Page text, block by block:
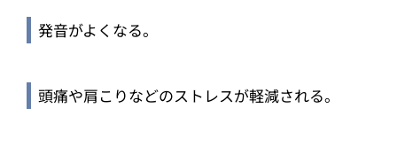
発音がよくなる。
頭痛や肩こりなどのストレスが軽減される。